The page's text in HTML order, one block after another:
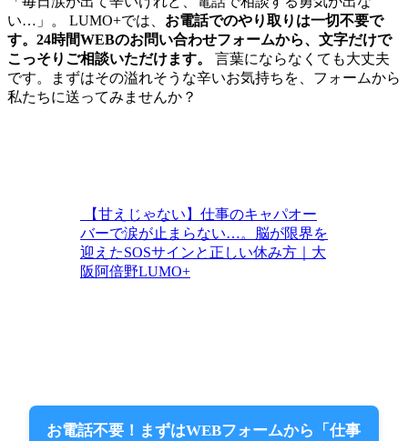
い…」。 LUMO+では、 お電話でのやり取りは一切不要で
す。24時間WEBのお問い合わせフォームから、文字だけで
こっそりご相談いただけます。
言葉にならなくても大丈夫
です。まずはその溢れそうな辛いお気持ちを、フォームから
私たちに送ってみませんか？
【甘えじゃない】仕事のキャパオー
バーで涙が止まらない…。脳が限界を
迎えたSOSサインと正しい休み方｜大
阪阿倍野LUMO+
お電話不要！まずはWEBフォームから「仕事